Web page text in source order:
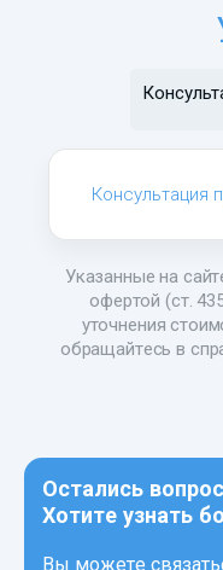
Консультация
Указанные на
офертой (ст.
уточнения
обращайтесь в
Остались
Хотите узнать
Вы можете